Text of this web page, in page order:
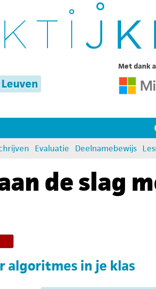
Met dank
Evaluatie Deelnamebewijs
de slag
algoritmes in je klas